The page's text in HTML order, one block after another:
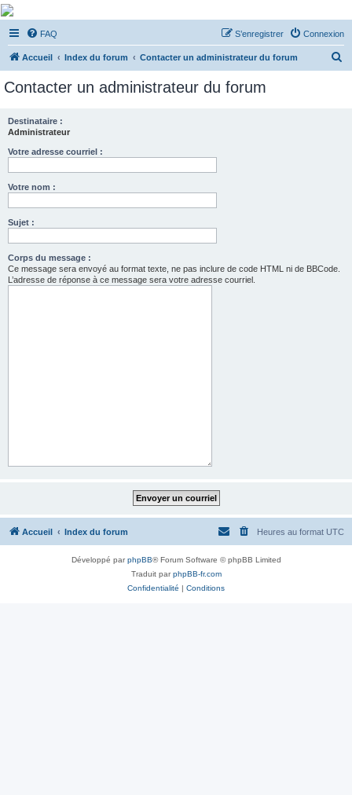
De Musicae Militari -
Forums
Forums de discussions
FAQ Connexion
S’enregistrer
Accueil Index du forum Contacter un administrateur du forum
Contacter un administrateur du forum
Destinataire :
Administrateur
Votre adresse courriel :
Votre nom :
Sujet :
Corps du message :
Ce message sera envoyé au format texte, ne pas inclure de code HTML ni de BBCode.
L’adresse de réponse à ce message sera votre adresse courriel.
Accueil Index du forum Heures au format UTC
Développé parphpBB® Forum Software © phpBB Limited
Traduit parphpBB-fr.com
Confidentialité | Conditions